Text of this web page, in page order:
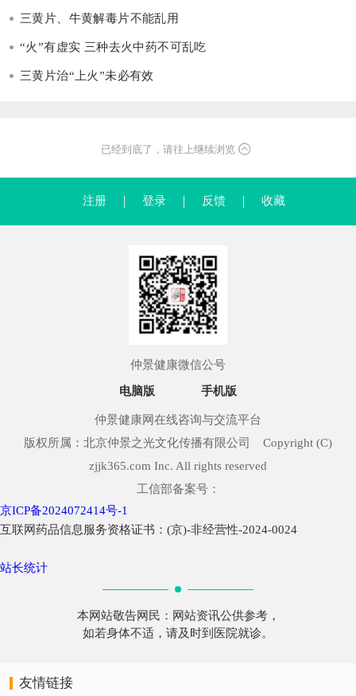
三黄片、牛黄解毒片不能乱用
“火”有虚实 三种去火中药不可乱吃
三黄片治“上火”未必有效
已经到底了，请往上继续浏览
注册 登录 反馈 收藏
仲景健康微信公号
电脑版 手机版
仲景健康网在线咨询与交流平台
版权所属：北京仲景之光文化传播有限公司 Copyright (C)
zjjk365.com Inc. All rights reserved
工信部备案号：
京ICP备2024072414号-1
互联网药品信息服务资格证书：(京)-非经营性-2024-0024
站长统计
本网站敬告网民：网站资讯公供参考，
如若身体不适，请及时到医院就诊。
友情链接